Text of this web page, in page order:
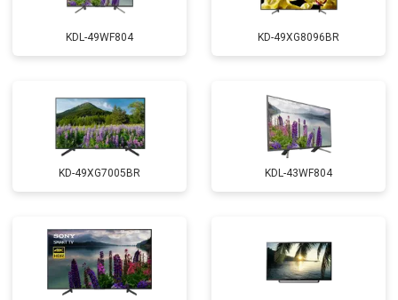
KDL-49WF804 KD-49XG8096BR
KD-49XG7005BR KDL-43WF804